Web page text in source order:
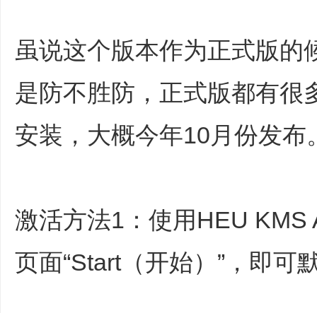
虽说这个版本作为正式版的
是防不胜防，正式版都有很
安装，大概今年10月份发布
激活方法1：使用HEU
页面“Start（开始）”，即可